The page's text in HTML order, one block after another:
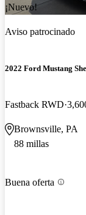
¡Nuevo!
Aviso patrocinado
2022 Ford Mustang
Fastback RWD
Brownsville, PA
88 millas
Buena oferta